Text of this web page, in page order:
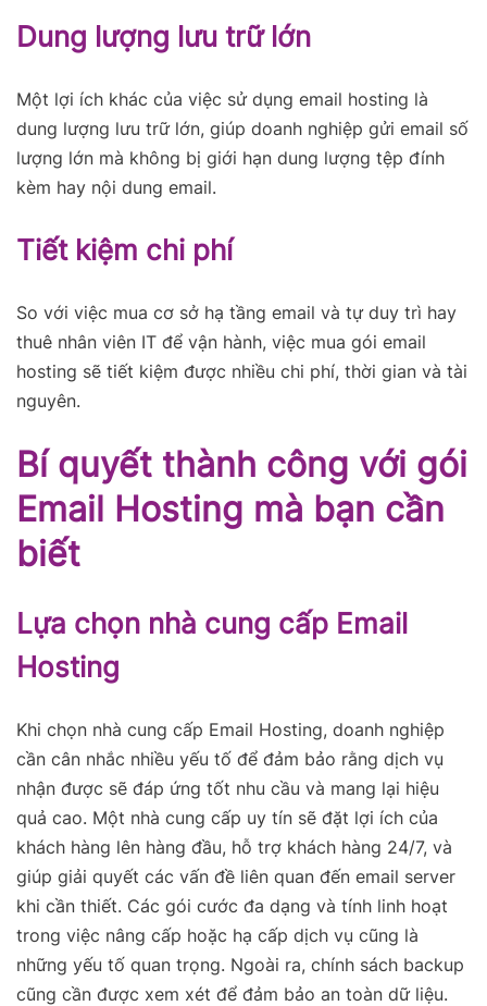
Dung lượng lưu trữ lớn
Một lợi ích khác của việc sử dụng email hosting là
dung lượng lưu trữ lớn, giúp doanh nghiệp gửi email số
lượng lớn mà không bị giới hạn dung lượng tệp đính
kèm hay nội dung email.
Tiết kiệm chi phí
So với việc mua cơ sở hạ tầng email và tự duy trì hay
thuê nhân viên IT để vận hành, việc mua gói email
hosting sẽ tiết kiệm được nhiều chi phí, thời gian và tài
nguyên.
Bí quyết thành công với gói
Email Hosting mà bạn cần
biết
Lựa chọn nhà cung cấp Email
Hosting
Khi chọn nhà cung cấp Email Hosting, doanh nghiệp
cần cân nhắc nhiều yếu tố để đảm bảo rằng dịch vụ
nhận được sẽ đáp ứng tốt nhu cầu và mang lại hiệu
quả cao. Một nhà cung cấp uy tín sẽ đặt lợi ích của
khách hàng lên hàng đầu, hỗ trợ khách hàng 24/7, và
giúp giải quyết các vấn đề liên quan đến email server
khi cần thiết. Các gói cước đa dạng và tính linh hoạt
trong việc nâng cấp hoặc hạ cấp dịch vụ cũng là
những yếu tố quan trọng. Ngoài ra, chính sách backup
cũng cần được xem xét để đảm bảo an toàn dữ liệu.